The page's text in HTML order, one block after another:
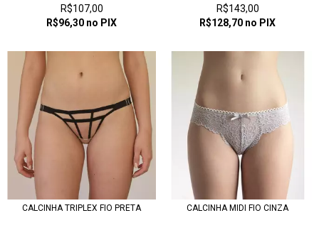
R$107,00
R$96,30 no PIX
R$143,00
R$128,70 no PIX
CALCINHA TRIPLEX FIO PRETA CALCINHA MIDI FIO CINZA